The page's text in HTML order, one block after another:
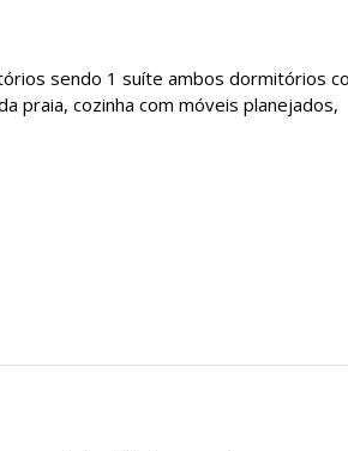
sendo 1 suíte ambos dormitórios
praia, cozinha com móveis planejados,